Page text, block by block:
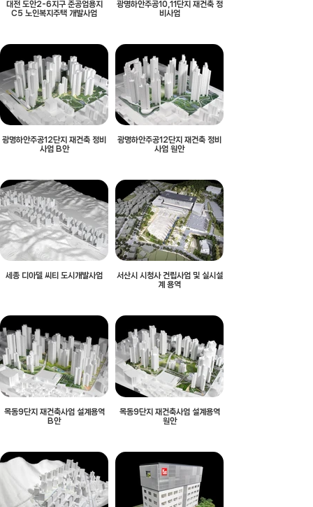
대전 도안2-6지구 준공업용지
C5 노인복지주택 개발사업
광명하안주공10,11단지 재건축 정
비사업
광명하안주공12단지 재건축 정비
사업 B안
광명하안주공12단지 재건축 정비
사업 원안
세종 디아델 씨티 도시개발사업
서산시 시청사 건립사업 및 실시설
계 용역
목동9단지 재건축사업 설계용역
B안
목동9단지 재건축사업 설계용역
원안